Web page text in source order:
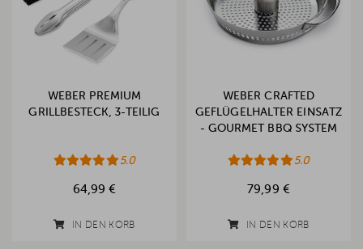
WEBER PREMIUM
GRILLBESTECK, 3-TEILIG
5.0
64,99 €
IN DEN KORB
WEBER CRAFTED
GEFLÜGELHALTER EINSATZ
- GOURMET BBQ SYSTEM
5.0
79,99 €
IN DEN KORB